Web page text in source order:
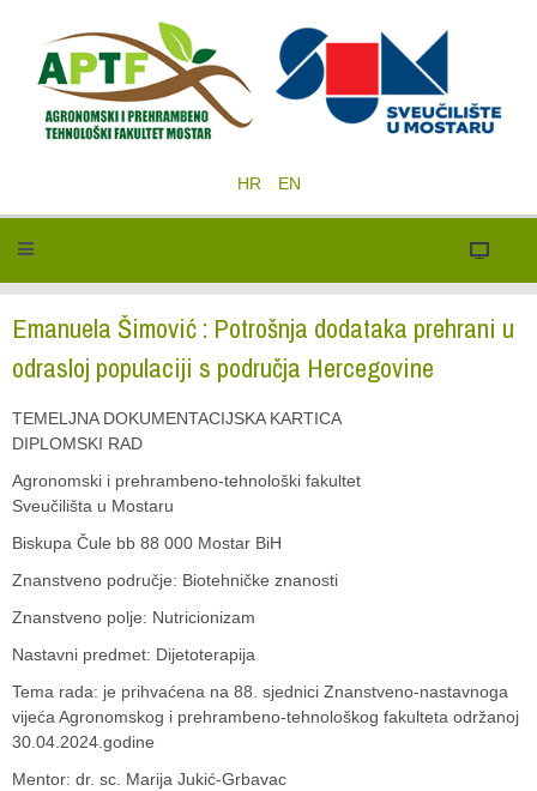
HR EN
Emanuela Šimović : Potrošnja dodataka prehrani u
odrasloj populaciji s područja Hercegovine
TEMELJNA DOKUMENTACIJSKA KARTICA
DIPLOMSKI RAD
Agronomski i prehrambeno-tehnološki fakultet
Sveučilišta u Mostaru
Biskupa Čule bb 88 000 Mostar BiH
Znanstveno područje: Biotehničke znanosti
Znanstveno polje: Nutricionizam
Nastavni predmet: Dijetoterapija
Tema rada: je prihvaćena na 88. sjednici Znanstveno-nastavnoga
vijeća Agronomskog i prehrambeno-tehnološkog fakulteta održanoj
30.04.2024.godine
Mentor: dr. sc. Marija Jukić-Grbavac